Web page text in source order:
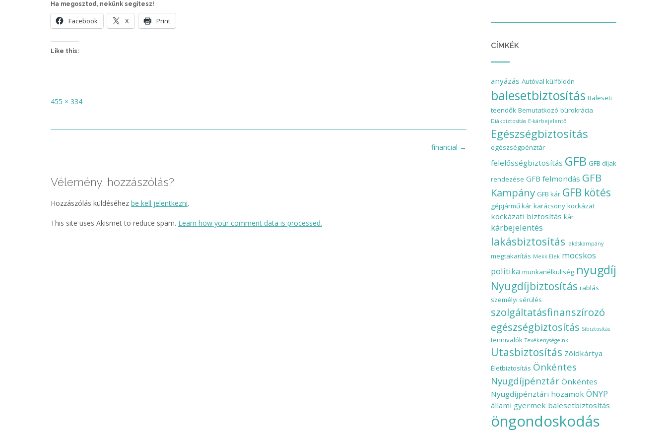
Ha megosztod, nekünk segítesz!
Facebook X Print
Like this:
Full
455 × 334
financial →
Vélemény, hozzászólás?
Hozzászólás küldéséhez be kell jelentkezni.
This site uses Akismet to reduce spam. Learn how your comment data is processed.
CÍMKÉK
anyázás Autóval külföldön
balesetbiztosítás Baleseti
teendők Bemutatkozó bürokrácia
Diákbiztosítás E-kárbejelentő
Egészségbiztosítás
egészségpénztár
felelősségbiztosítás GFB GFB díjak
rendezése GFB felmondás GFB
Kampány GFB kár GFB kötés
gépjármű kár karácsony kockázat
kockázati biztosítás kár
kárbejelentés
lakásbiztosítás lakáskampány
megtakarítás Mekk Elek mocskos
politika munkanélküliség nyugdíj
Nyugdíjbiztosítás rablás
személyi sérülés
szolgáltatásfinanszírozó
egészségbiztosítás Síbiztosítás
tennivalók Tevékenységeink
Utasbiztosítás Zöldkártya
Életbiztosítás Önkéntes
Nyugdíjpénztár Önkéntes
Nyugdíjpénztári hozamok ÖNYP
állami gyermek balesetbiztosítás
öngondoskodás